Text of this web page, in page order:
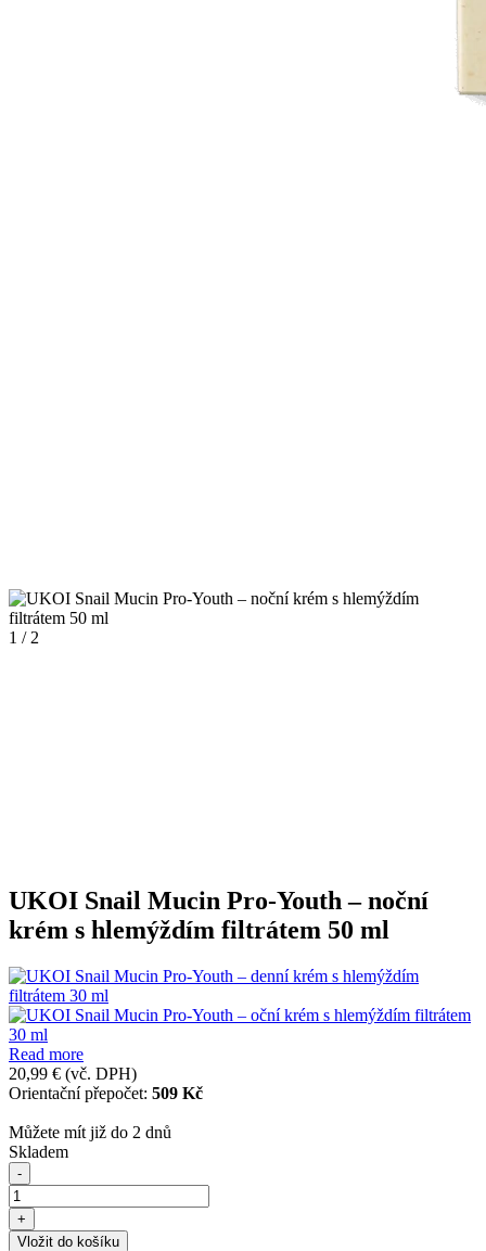
1 / 2
UKOI Snail Mucin Pro-Youth – noční
krém s hlemýždím filtrátem 50 ml
Read more
20,99 € (vč. DPH)
Orientační přepočet: 509 Kč
Můžete mít již do 2 dnů
Skladem
-
+
Vložit do košíku